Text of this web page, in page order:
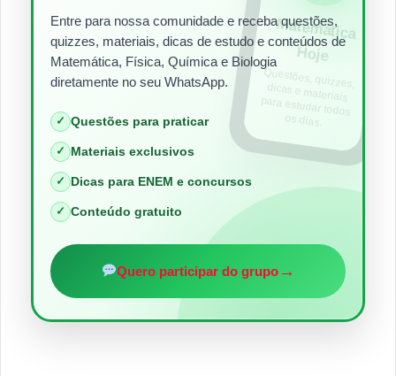
Entre para nossa comunidade e receba questões,
quizzes, materiais, dicas de estudo e conteúdos de
Matemática, Física, Química e Biologia
diretamente no seu WhatsApp.
✓ Questões para praticar
✓ Materiais exclusivos
✓ Dicas para ENEM e concursos
✓ Conteúdo gratuito
Quero participar do grupo→
Matem
ática
Hoje
Questões, quizzes,
dicas e materiais
para estudar todos
os dias.